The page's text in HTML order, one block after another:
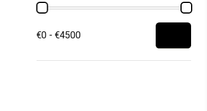
€0 - €4500